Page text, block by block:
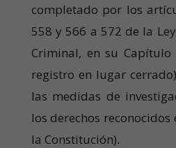
completado por los
558 y 566 a 572 de la
Criminal, en su
registro en lugar
las medidas de
los derechos
la Constitución).